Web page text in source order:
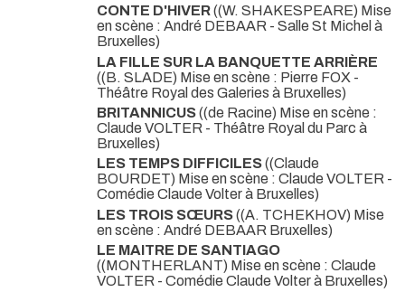
CONTE D'HIVER((W. SHAKESPEARE) Mise
en scène : André DEBAAR - Salle St Michel à
Bruxelles)
LA FILLE SUR LA BANQUETTE ARRIÈRE
((B. SLADE) Mise en scène : Pierre FOX -
Théâtre Royal des Galeries à Bruxelles)
BRITANNICUS((de Racine) Mise en scène :
Claude VOLTER - Théâtre Royal du Parc à
Bruxelles)
LES TEMPS DIFFICILES((Claude
BOURDET) Mise en scène : Claude VOLTER -
Comédie Claude Volter à Bruxelles)
LES TROIS SŒURS((A. TCHEKHOV) Mise
en scène : André DEBAAR Bruxelles)
LE MAITRE DE SANTIAGO
((MONTHERLANT) Mise en scène : Claude
VOLTER - Comédie Claude Volter à Bruxelles)